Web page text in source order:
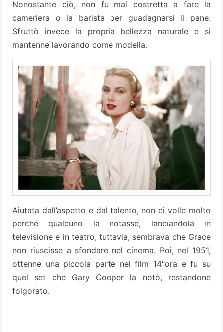
Nonostante ciò, non fu mai costretta a fare la
cameriera o la barista per guadagnarsi il pane.
Sfruttò invece la propria bellezza naturale e si
mantenne lavorando come modella.
Aiutata dall’aspetto e dal talento, non ci volle molto
perché qualcuno la notasse, lanciandola in
televisione e in teatro; tuttavia, sembrava che Grace
non riuscisse a sfondare nel cinema. Poi, nel 1951,
ottenne una piccola parte nel film 14“ora e fu su
quel set che Gary Cooper la notò, restandone
folgorato.